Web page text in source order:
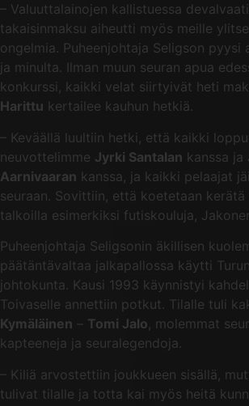
– Valuuttalainojen kallistuessa
takaisinmaksu aiheutti myös meille
ongelmia. Puheenjohtaja Seligson pyysi
ja minulta. Ilman muun seuran apua
konkurssi, kaikki velat siirtyivät heti
Harittu kertailee kauhun hetkiä.
– Keväällä luultiin hetki, että kaikki
neuvottelimme Jyrki Santalan kanssa ja
Aarnivaaran kanssa, ja kaikki pelaajat
seuraan. Sovittiin, että koetetaan
talkoilla esimerkiksi futiskouluja,
Puheenjohtaja Seligsonin äkillisen
päätäntävaltaa jalkapallossa käytti
johtokunta. Kausi 1993 käynnistyi
Toivaselle annettiin potkut. Tilalle tuli
Kymäläinen
Tomi Jalo, molemmat
kapteeneja ja seuralegendoja.
– Kiliä arvostettiin joukkueen sisällä,
tulivat tilalle ja totta kai myös heitä